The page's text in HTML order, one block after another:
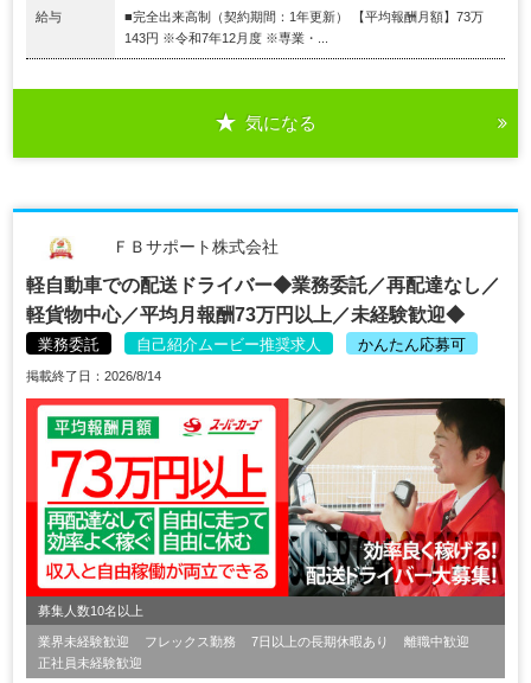
給与
■完全出来高制（契約期間：1年更新） 【平均報酬月額】73万
143円 ※令和7年12月度 ※専業・...
気になる
ＦＢサポート株式会社
軽自動車での配送ドライバー◆業務委託／再配達なし／
軽貨物中心／平均月報酬73万円以上／未経験歓迎◆
業務委託 自己紹介ムービー推奨求人 かんたん応募可
掲載終了日：2026/8/14
募集人数10名以上
業界未経験歓迎 フレックス勤務 7日以上の長期休暇あり
離職中歓迎
正社員未経験歓迎